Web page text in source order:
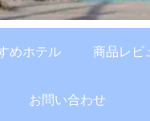
めホテル 商品レビ
お問い合わせ